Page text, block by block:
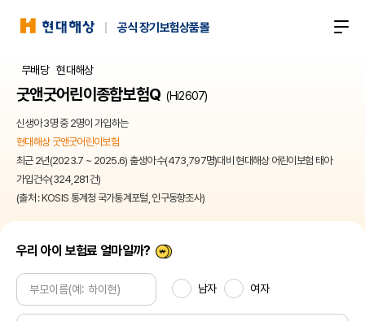
공식 장기보험상품몰
무배당 현대해상
굿앤굿어린이종합보험Q (Hi2607)
신생아 3명 중 2명이 가입하는
현대해상 굿앤굿어린이보험
최근 2년(2023.7 ~ 2025.6) 출생아 수(473,797명)대비 현대해상 어린이보험 태아
가입건수(324,281건)
(출처 : KOSIS 통계청 국가통계포털, 인구동향조사)
우리 아이 보험료 얼마일까?
남자 여자